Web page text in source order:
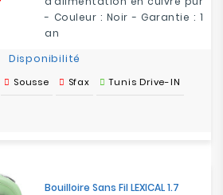
- Couleur : Noir - Garantie : 1
an
Disponibilité
Sousse Sfax Tunis Drive-IN
Bouilloire Sans Fil LEXICAL 1.7